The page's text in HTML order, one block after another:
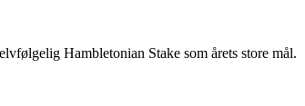
Hambletonian Stake som årets store mål.